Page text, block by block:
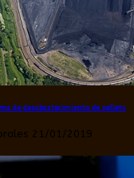
de desabastecimiento de pellets
21/01/2019